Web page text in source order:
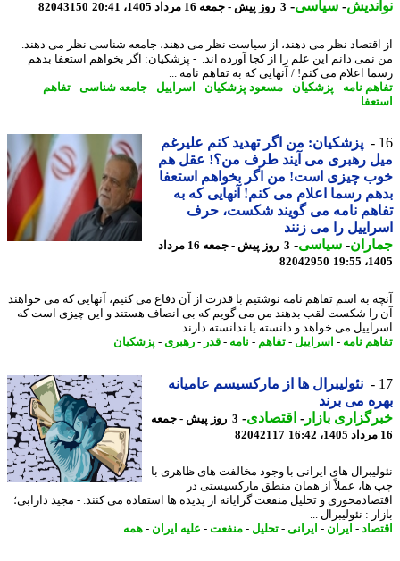
-سیاسی-3 روز پیش - جمعه 16 مرداد 1405، 20:41 82043150
نظر می دهند، از سیاست نظر می دهند، جامعه شناسی نظر می دهند.
دانم این علم را از کجا آورده اند. - پزشکیان: اگر بخواهم استعفا بدهم
اعلام می کنم! / آنهایی که به تفاهم نامه ...
نامه -پزشکیان-مسعود پزشکیان-اسراییل -جامعه شناسی-تفاهم-
پزشکیان: من اگر تهدید کنم علیرغم
رهبری می آیند طرف من؟! عقل هم
چیزی است! من اگر بخواهم استعفا
رسما اعلام می کنم! آنهایی که به
نامه می گویند شکست، حرف
را می زنند
- سیاسی-
3 روز پیش - جمعه 16 مرداد
82042950
به اسم تفاهم نامه نوشتیم با قدرت از آن دفاع می کنیم، آنهایی که می خواهند
شکست لقب بدهند من می گویم که بی انصاف هستند و این چیزی است که
می خواهد و دانسته یا ندانسته دارند ...
نامه -اسراییل -تفاهم-نامه -قدر-رهبری- پزشکیان
نئولیبرال ها از مارکسیسم عامیانه
می برند
بازار- اقتصادی- 3 روز پیش - جمعه
82042117
های ایرانی با وجود مخالفت های ظاهری با
عملاً از همان منطق مارکسیستی در
و تحلیل منفعت گرایانه از پدیده ها استفاده می کنند. - مجید دارابی؛
: نئولیبرال ...
-ایران - ایرانی- تحلیل-منفعت-علیه ایران - همه